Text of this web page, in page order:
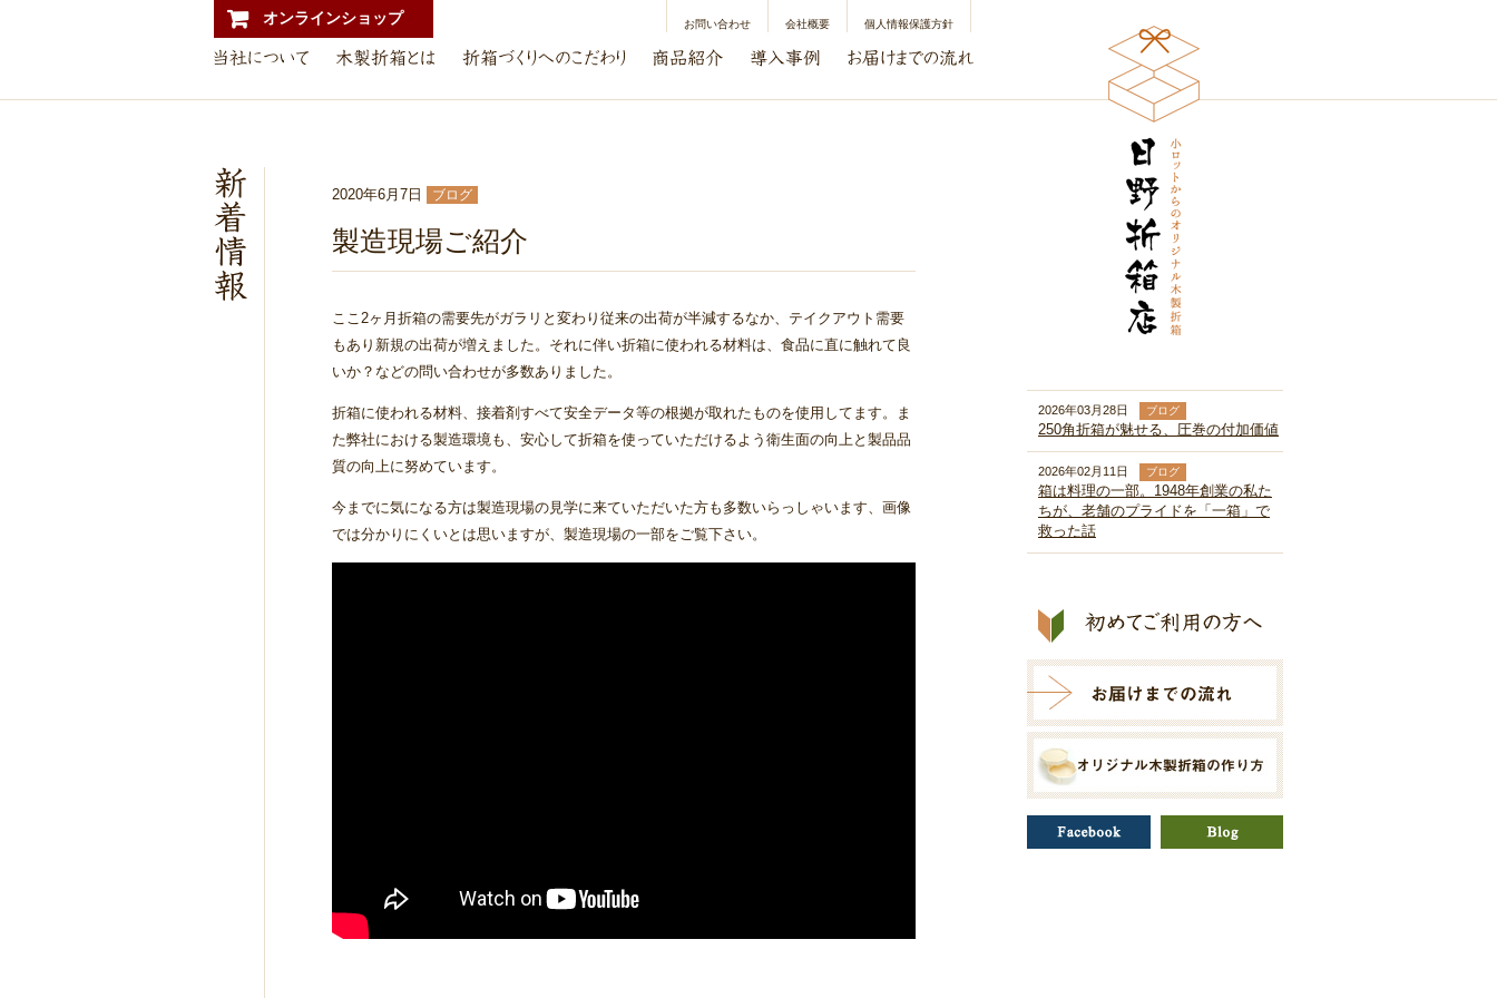
オンラインショップ お問い合わせ 会社概要 個人情報保護方針
2020年6月7日 ブログ
製造現場ご紹介
ここ2ヶ月折箱の需要先がガラリと変わり従来の出荷が半減するなか、テイクアウト需要
もあり新規の出荷が増えました。それに伴い折箱に使われる材料は、食品に直に触れて良
いか？などの問い合わせが多数ありました。
折箱に使われる材料、接着剤すべて安全データ等の根拠が取れたものを使用してます。ま
た弊社における製造環境も、安心して折箱を使っていただけるよう衛生面の向上と製品品
質の向上に努めています。
今までに気になる方は製造現場の見学に来ていただいた方も多数いらっしゃいます、画像
では分かりにくいとは思いますが、製造現場の一部をご覧下さい。
2026年03月28日 ブログ
250角折箱が魅せる、圧巻の付加価値
2026年02月11日 ブログ
箱は料理の一部。1948年創業の私た
ちが、老舗のプライドを「一箱」で
救った話